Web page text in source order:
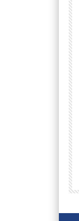
شاهد لاحقاً
رانيا مأمون: الثمن